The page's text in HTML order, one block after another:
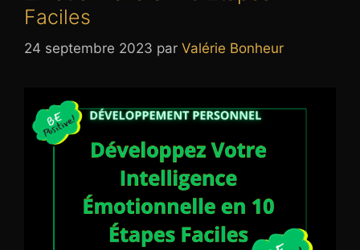
Faciles
24 septembre 2023 par Valérie Bonheur